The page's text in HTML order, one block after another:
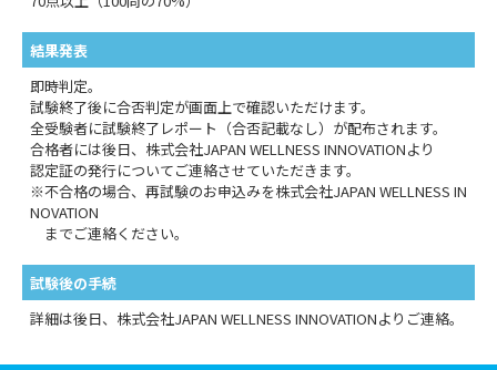
結果発表
即時判定。
試験終了後に合否判定が画面上で確認いただけます。
全受験者に試験終了レポート（合否記載なし）が配布されます。
合格者には後日、株式会社JAPAN WELLNESS INNOVATIONより
認定証の発行についてご連絡させていただきます。
※不合格の場合、再試験のお申込みを株式会社JAPAN WELLNESS IN
NOVATION
までご連絡ください。
試験後の手続
詳細は後日、株式会社JAPAN WELLNESS INNOVATIONよりご連絡。